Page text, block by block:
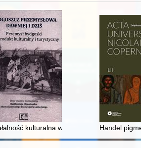
w 1929 r. = The case of
Franciszka Dionizego Kniaźnina
kulturalna w obiekcie Handel